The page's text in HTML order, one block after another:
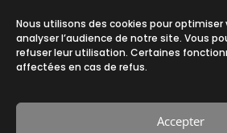
Nous utilisons des cookies pour
analyser l’audience de notre site. Vous
refuser leur utilisation. Certaines
affectées en cas de refus.
Accepter
Accueil| Plan du site|Mentions
Confidentialité|CGV